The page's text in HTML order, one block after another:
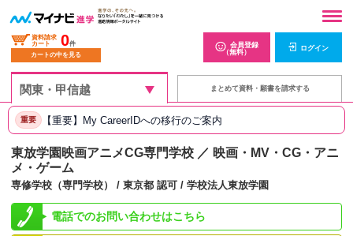
資料請求
カート
0件
カートの中を見る
会員登録
（無料）
ログイン
まとめて資料・願書を請求する
重要 【重要】My CareerIDへの移行のご案内
東放学園映画アニメCG専門学校 ／ 映画・MV・CG・アニ
メ・ゲーム
専修学校（専門学校） / 東京都 認可 / 学校法人東放学園
電話でのお問い合わせはこちら